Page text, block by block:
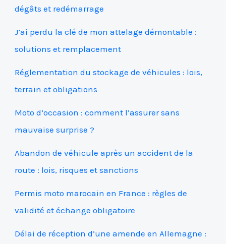
dégâts et redémarrage
J’ai perdu la clé de mon attelage démontable :
solutions et remplacement
Réglementation du stockage de véhicules : lois,
terrain et obligations
Moto d’occasion : comment l’assurer sans
mauvaise surprise ?
Abandon de véhicule après un accident de la
route : lois, risques et sanctions
Permis moto marocain en France : règles de
validité et échange obligatoire
Délai de réception d’une amende en Allemagne :